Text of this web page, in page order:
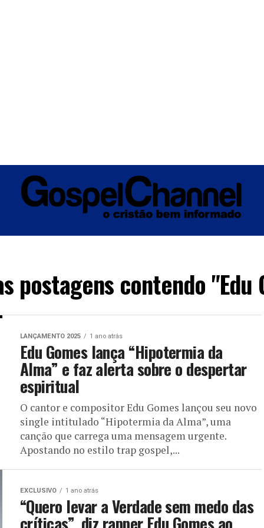
postagens contendo "Edu
LANÇAMENTO 2025 1 ano atrás
Edu Gomes lança “Hipotermia da
Alma” e faz alerta sobre o despertar
espiritual
O cantor e compositor Edu Gomes lançou seu novo
single intitulado “Hipotermia da Alma”, uma
canção que carrega uma mensagem urgente.
Apostando no estilo trap gospel,...
EXCLUSIVO 1 ano atrás
“Quero levar a Verdade sem medo das
críticas”, diz rapper Edu Gomes ao